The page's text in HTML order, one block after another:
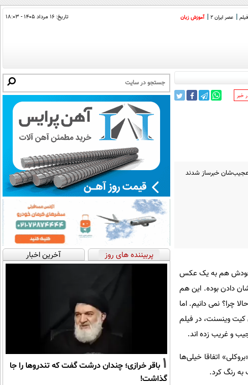
فیلم عصر ایران 2 آموزش زبان تاریخ: ۱۶ مرداد ۱۴۰۵ - ۱۸:۰۳
خبر
خودش هم به یک عکس
دادن بوده. این هم
چرا؟ نمی دانیم. اما
کیت وینسنت، در فیلم
اتفاقا خیلی‌ها
به رنگ کرد.
پربیننده های روز آخرین اخبار
1 باقر خرازی؛ چندان درشت گفت که تندروها را جا
گذاشت!